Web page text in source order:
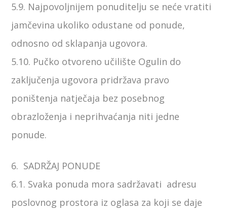
5.9. Najpovoljnijem ponuditelju se neće vratiti
jamčevina ukoliko odustane od ponude,
odnosno od sklapanja ugovora.
5.10. Pučko otvoreno učilište Ogulin do
zaključenja ugovora pridržava pravo
poništenja natječaja bez posebnog
obrazloženja i neprihvaćanja niti jedne
ponude.
6. SADRŽAJ PONUDE
6.1. Svaka ponuda mora sadržavati adresu
poslovnog prostora iz oglasa za koji se daje